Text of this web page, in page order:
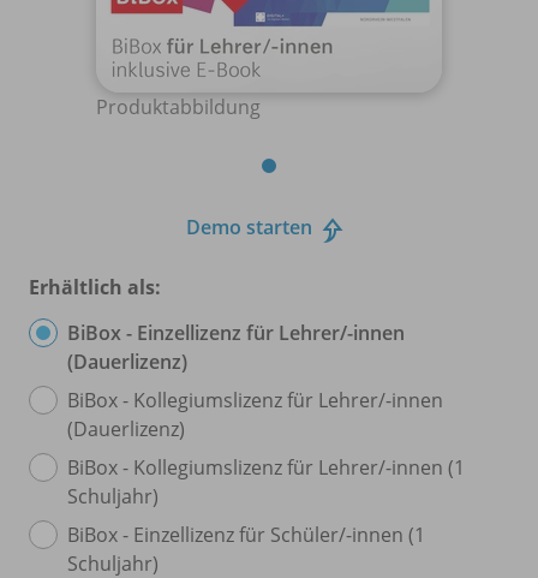
Produktabbildung
Demo starten
Erhältlich als:
BiBox - Einzellizenz für Lehrer/-innen
(Dauerlizenz)
BiBox - Kollegiumslizenz für Lehrer/-innen
(Dauerlizenz)
BiBox - Kollegiumslizenz für Lehrer/-innen (1
Schuljahr)
BiBox - Einzellizenz für Schüler/-innen (1
Schuljahr)